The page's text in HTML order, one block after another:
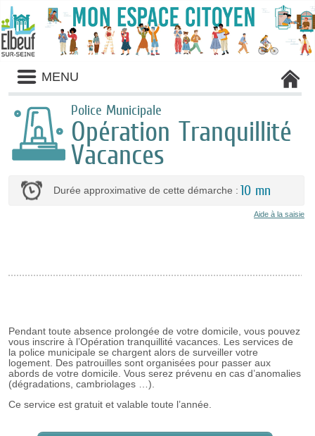
Liste
des
avertissements
MENU
Police Municipale
Opération Tranquillité
Vacances
Durée approximative de cette démarche : 10 mn
Aide à la saisie